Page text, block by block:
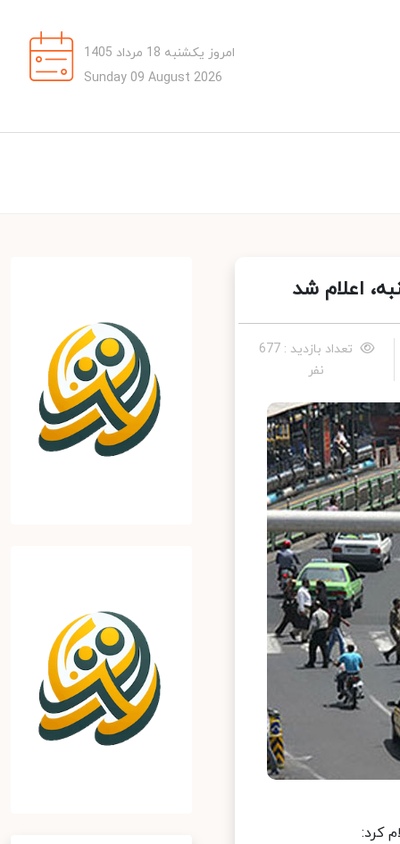
امروز یکشنبه 18 مرداد 1405
Sunday 09 August 2026
اعلام شد
تعداد بازدید : 677
نفر